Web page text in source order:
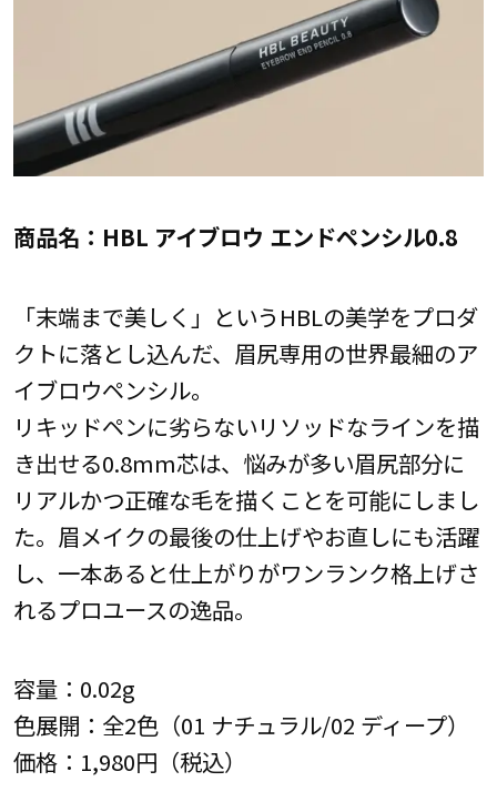
商品名：HBL アイブロウ エンドペンシル0.8
「末端まで美しく」というHBLの美学をプロダ
クトに落とし込んだ、眉尻専用の世界最細のア
イブロウペンシル。
リキッドペンに劣らないリソッドなラインを描
き出せる0.8mm芯は、悩みが多い眉尻部分に
リアルかつ正確な毛を描くことを可能にしまし
た。眉メイクの最後の仕上げやお直しにも活躍
し、一本あると仕上がりがワンランク格上げさ
れるプロユースの逸品。
容量：0.02g
色展開：全2色（01 ナチュラル/02 ディープ）
価格：1,980円（税込）